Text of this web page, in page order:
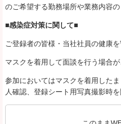
のご希望する勤務場所や業務内容
■感染症対策に関して■
ご登録者の皆様・当社社員の健康
マスクを着用して面談を行う場合が
参加においてはマスクを着用した
人確認、登録シート用写真撮影時を